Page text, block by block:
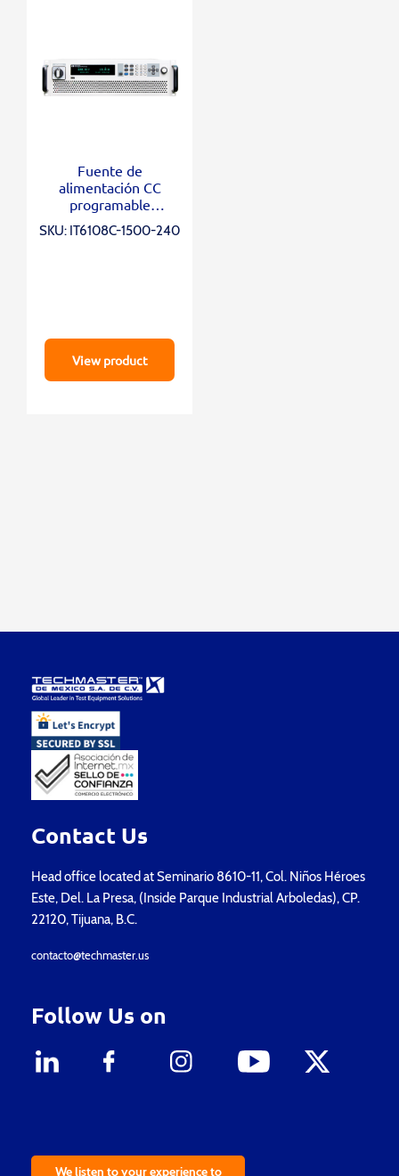
Fuente de
alimentación CC
programable
bidireccional IT6108C-
1500-240
SKU: IT6108C-1500-240
View product
Contact Us
Head office located at Seminario 8610-11, Col. Niños Héroes
Este, Del. La Presa, (Inside Parque Industrial Arboledas), CP.
22120, Tijuana, B.C.
contacto@techmaster.us
Follow Us on
We listen to your experience to